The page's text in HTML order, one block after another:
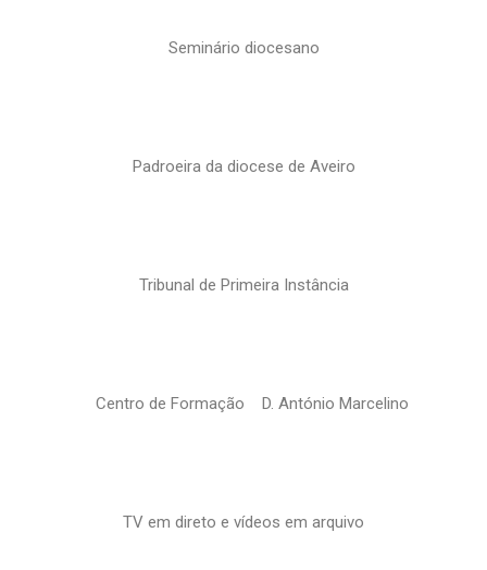
Seminário diocesano
Padroeira da diocese de Aveiro
Tribunal de Primeira Instância
Centro de Formação D. António Marcelino
TV em direto e vídeos em arquivo